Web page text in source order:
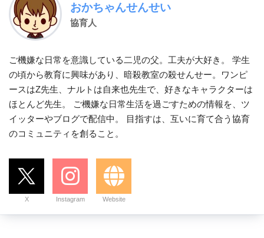
おかちゃんせんせい
協育人
ご機嫌な日常を意識している二児の父。工夫が大好き。 学生
の頃から教育に興味があり、暗殺教室の殺せんせー。ワンピ
ースはZ先生、ナルトは自来也先生で、好きなキャラクターは
ほとんど先生。 ご機嫌な日常生活を過ごすための情報を、ツ
イッターやブログで配信中。 目指すは、互いに育て合う協育
のコミュニティを創ること。
X Instagram Website